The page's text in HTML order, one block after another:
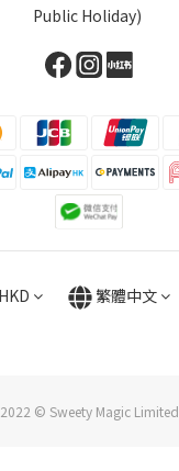
Public Holiday)
HKD 繁體中文
2022 © Sweety Magic Limited